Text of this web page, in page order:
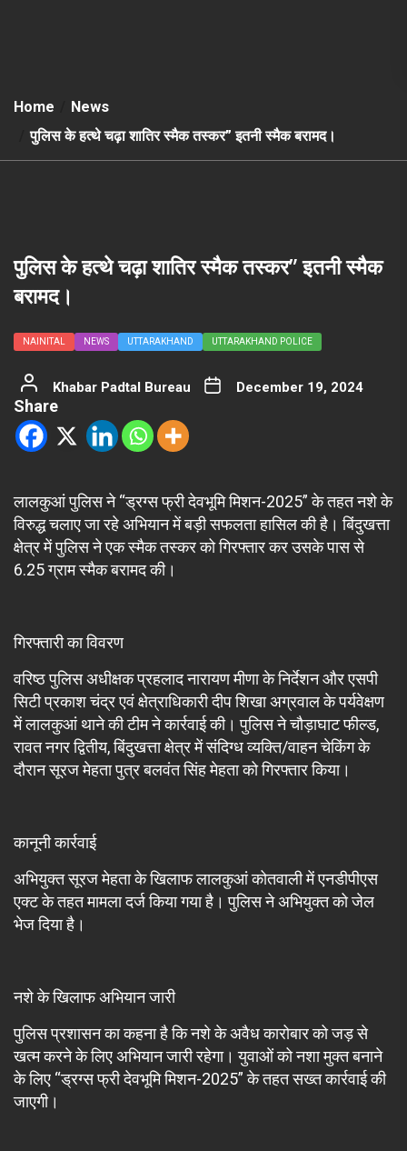
Home
News
पुलिस के हत्थे चढ़ा शातिर स्मैक तस्कर” इतनी स्मैक बरामद।
पुलिस के हत्थे चढ़ा शातिर स्मैक तस्कर” इतनी स्मैक
बरामद।
NAINITAL NEWS UTTARAKHAND UTTARAKHAND POLICE
Khabar Padtal Bureau December 19, 2024
Share
लालकुआं पुलिस ने “ड्रग्स फ्री देवभूमि मिशन-2025” के तहत नशे के
विरुद्ध चलाए जा रहे अभियान में बड़ी सफलता हासिल की है। बिंदुखत्ता
क्षेत्र में पुलिस ने एक स्मैक तस्कर को गिरफ्तार कर उसके पास से
6.25 ग्राम स्मैक बरामद की।
गिरफ्तारी का विवरण
वरिष्ठ पुलिस अधीक्षक प्रहलाद नारायण मीणा के निर्देशन और एसपी
सिटी प्रकाश चंद्र एवं क्षेत्राधिकारी दीप शिखा अग्रवाल के पर्यवेक्षण
में लालकुआं थाने की टीम ने कार्रवाई की। पुलिस ने चौड़ाघाट फील्ड,
रावत नगर द्वितीय, बिंदुखत्ता क्षेत्र में संदिग्ध व्यक्ति/वाहन चेकिंग के
दौरान सूरज मेहता पुत्र बलवंत सिंह मेहता को गिरफ्तार किया।
कानूनी कार्रवाई
अभियुक्त सूरज मेहता के खिलाफ लालकुआं कोतवाली में एनडीपीएस
एक्ट के तहत मामला दर्ज किया गया है। पुलिस ने अभियुक्त को जेल
भेज दिया है।
नशे के खिलाफ अभियान जारी
पुलिस प्रशासन का कहना है कि नशे के अवैध कारोबार को जड़ से
खत्म करने के लिए अभियान जारी रहेगा। युवाओं को नशा मुक्त बनाने
के लिए “ड्रग्स फ्री देवभूमि मिशन-2025” के तहत सख्त कार्रवाई की
जाएगी।